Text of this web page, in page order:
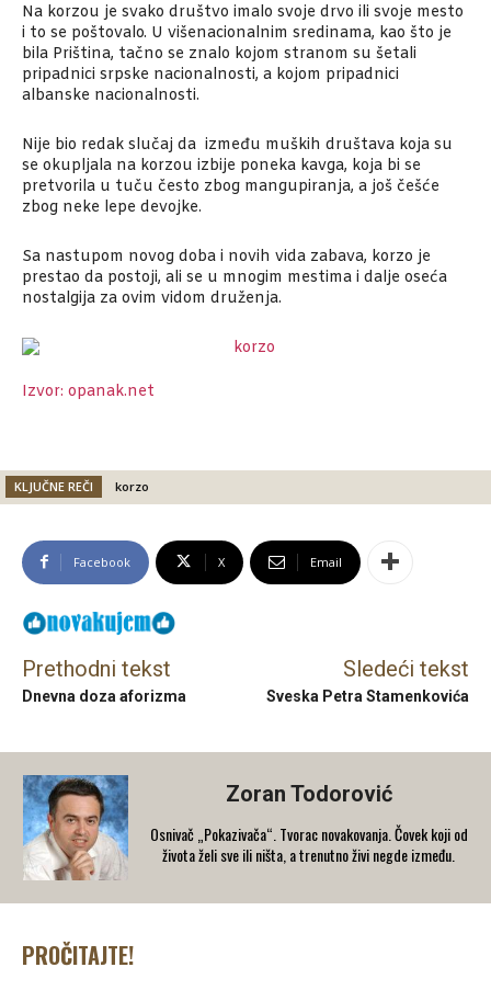
Na korzou je svako društvo imalo svoje drvo ili svoje mesto
i to se poštovalo. U višenacionalnim sredinama, kao što je
bila Priština, tačno se znalo kojom stranom su šetali
pripadnici srpske nacionalnosti, a kojom pripadnici
albanske nacionalnosti.
Nije bio redak slučaj da između muških društava koja su
se okupljala na korzou izbije poneka kavga, koja bi se
pretvorila u tuču često zbog mangupiranja, a još češće
zbog neke lepe devojke.
Sa nastupom novog doba i novih vida zabava, korzo je
prestao da postoji, ali se u mnogim mestima i dalje oseća
nostalgija za ovim vidom druženja.
Izvor: opanak.net
KLJUČNE REČI korzo
Facebook X Email
Prethodni tekst
Dnevna doza aforizma
Sledeći tekst
Sveska Petra Stamenkovića
Zoran Todorović
Osnivač „Pokazivača“. Tvorac novakovanja. Čovek koji od
života želi sve ili ništa, a trenutno živi negde između.
PROČITAJTE!